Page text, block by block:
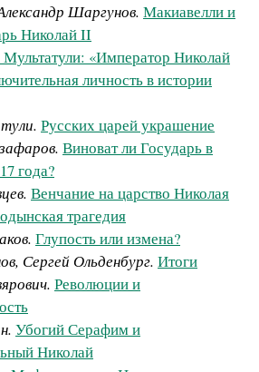
Шаргунов. Макиавелли и
Николай II
«Император Николай
личность в истории
Русских царей украшение
Виноват ли Государь в
года?
Венчание на царство Николая
трагедия
Глупость или измена?
Сергей Ольденбург. Итоги
Революции и
Убогий Серафим и
Николай